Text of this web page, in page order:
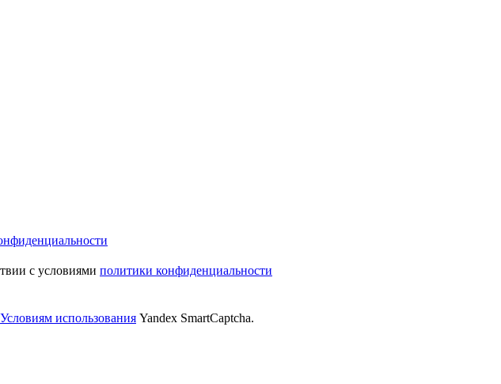
с условиями политики конфиденциальности
Условиям использования Yandex SmartCaptcha.